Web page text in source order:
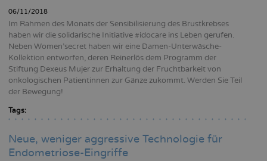
06/11/2018
Im Rahmen des Monats der Sensibilisierung des Brustkrebses
haben wir die solidarische Initiative #idocare ins Leben gerufen.
Neben Women’secret haben wir eine Damen-Unterwäsche-
Kollektion entworfen, deren Reinerlös dem Programm der
Stiftung Dexeus Mujer zur Erhaltung der Fruchtbarkeit von
onkologischen Patientinnen zur Gänze zukommt. Werden Sie Teil
der Bewegung!
Tags:
Neue, weniger aggressive Technologie für
Endometriose-Eingriffe